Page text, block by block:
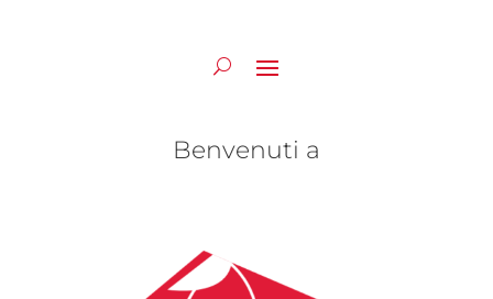
Benvenuti a